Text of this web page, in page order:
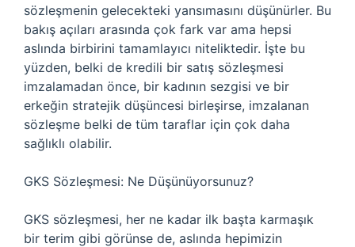
sözleşmenin gelecekteki yansımasını düşünürler. Bu
bakış açıları arasında çok fark var ama hepsi
aslında birbirini tamamlayıcı niteliktedir. İşte bu
yüzden, belki de kredili bir satış sözleşmesi
imzalamadan önce, bir kadının sezgisi ve bir
erkeğin stratejik düşüncesi birleşirse, imzalanan
sözleşme belki de tüm taraflar için çok daha
sağlıklı olabilir.
GKS Sözleşmesi: Ne Düşünüyorsunuz?
GKS sözleşmesi, her ne kadar ilk başta karmaşık
bir terim gibi görünse de, aslında hepimizin